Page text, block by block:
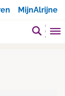
MijnAlrijne